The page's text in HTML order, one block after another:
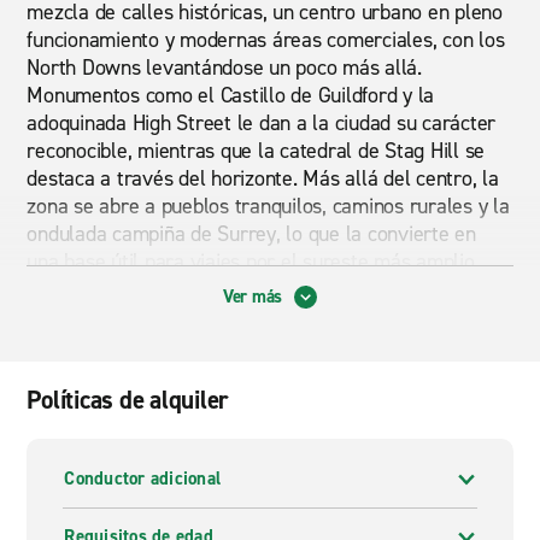
mezcla de calles históricas, un centro urbano en pleno
funcionamiento y modernas áreas comerciales, con los
North Downs levantándose un poco más allá.
Monumentos como el Castillo de Guildford y la
adoquinada High Street le dan a la ciudad su carácter
reconocible, mientras que la catedral de Stag Hill se
destaca a través del horizonte. Más allá del centro, la
zona se abre a pueblos tranquilos, caminos rurales y la
ondulada campiña de Surrey, lo que la convierte en
una base útil para viajes por el sureste más amplio.
Un auto brinda a los viajeros más flexibilidad para
de alquiler de autos de Guildford para llegar a lugares
directos. También ayuda para viajes de fin de semana a
las colinas de Surrey, visitas familiares o viajes hacia
Ver más
Políticas de alquiler
Conductor adicional